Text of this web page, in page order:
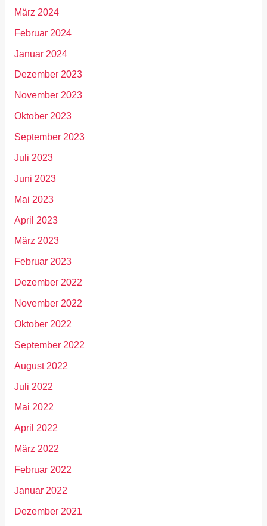
März 2024
Februar 2024
Januar 2024
Dezember 2023
November 2023
Oktober 2023
September 2023
Juli 2023
Juni 2023
Mai 2023
April 2023
März 2023
Februar 2023
Dezember 2022
November 2022
Oktober 2022
September 2022
August 2022
Juli 2022
Mai 2022
April 2022
März 2022
Februar 2022
Januar 2022
Dezember 2021